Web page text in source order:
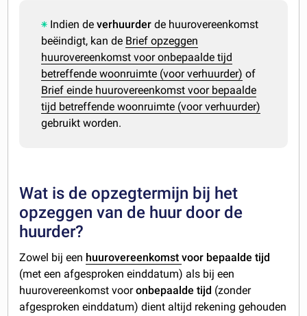
Indien deverhuurder de huurovereenkomst
beëindigt, kan de Brief opzeggen
huurovereenkomst voor onbepaalde tijd
betreffende woonruimte (voor verhuurder) of
Brief einde huurovereenkomst voor bepaalde
tijd betreffende woonruimte (voor verhuurder)
gebruikt worden.
Wat is de opzegtermijn bij het
opzeggen van de huur door de
huurder?
Zowel bij een huurovereenkomstvoor bepaalde tijd
(met een afgesproken einddatum) als bij een
huurovereenkomst vooronbepaalde tijd (zonder
afgesproken einddatum) dient altijd rekening gehouden